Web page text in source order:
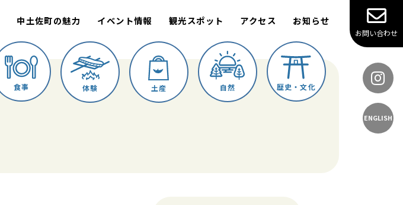
中土佐町の魅力 イベント情報 観光スポット アクセス お知らせ
お問い合わせ
ENGLISH
食事 体験 土産 自然 歴史・文化